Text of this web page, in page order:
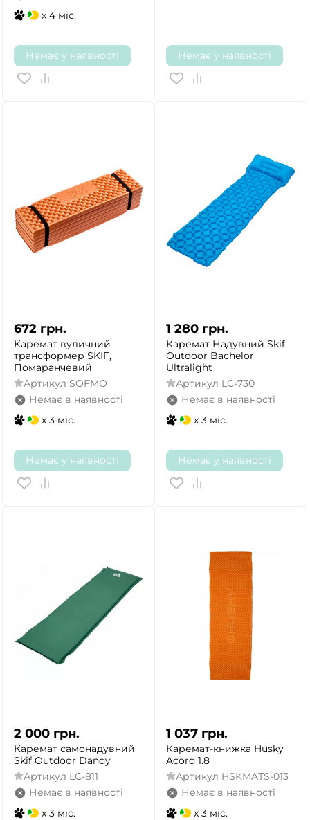
x 4 міс.
Немає у наявності Немає у наявності
672 грн.
Каремат вуличний
трансформер SKIF,
Помаранчевий
Артикул SOFMO
Немає в наявності
x 3 міс.
Немає у наявності
1 280 грн.
Каремат Надувний Skif
Outdoor Bachelor
Ultralight
Артикул LC-730
Немає в наявності
x 3 міс.
Немає у наявності
2 000 грн.
Каремат самонадувний
Skif Outdoor Dandy
Артикул LC-811
Немає в наявності
x 3 міс.
1 037 грн.
Каремат-книжка Husky
Acord 1.8
Артикул HSKMATS-013
Немає в наявності
x 3 міс.